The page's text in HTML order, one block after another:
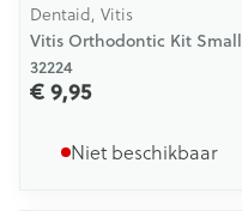
Dentaid, Vitis
Vitis Orthodontic Kit Small
32224
€ 9,95
Niet beschikbaar